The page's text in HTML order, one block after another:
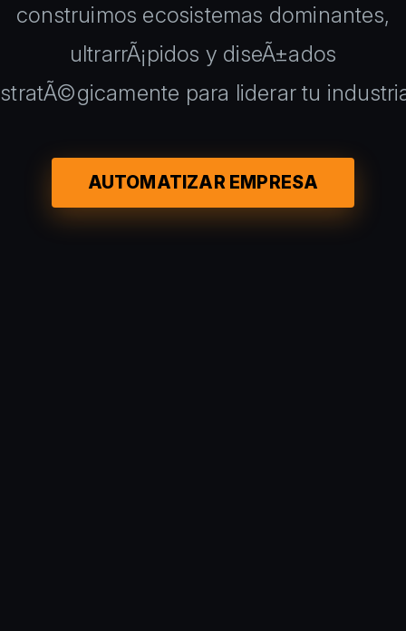
construimos ecosistemas dominantes,
ultrarrÃ¡pidos y diseÃ±ados
para liderar tu
AUTOMATIZAR EMPRESA